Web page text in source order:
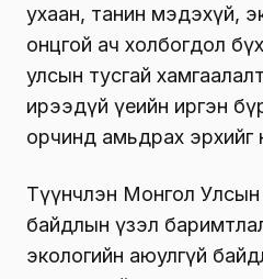
ухаан, танин мэдэхүй,
онцгой ач холбогдол
улсын тусгай
ирээдүй үеийн иргэн
орчинд амьдрах эрхийг
Түүнчлэн Монгол
байдлын үзэл
экологийн аюулгүй